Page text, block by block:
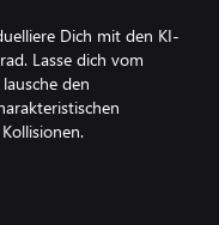
Dich mit den KI-
Lasse dich vom
den
wie ein echter